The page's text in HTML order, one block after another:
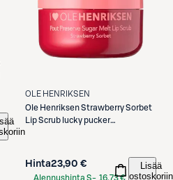
OLE HENRIKSEN
Ole HenriksenStrawberry Sorbet
Lip Scrub lucky pucker
Hinta23,90 €
Alennushinta S- 16,73 €
Lisää
ostoskoriin